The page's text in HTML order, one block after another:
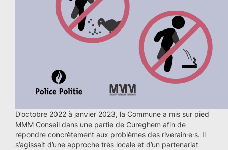
D’octobre 2022 à janvier 2023, la Commune a mis sur pied
MMM Conseil dans une partie de Cureghem afin de
répondre concrètement aux problèmes des riverain·e·s. Il
s’agissait d’une approche très locale et d’un partenariat